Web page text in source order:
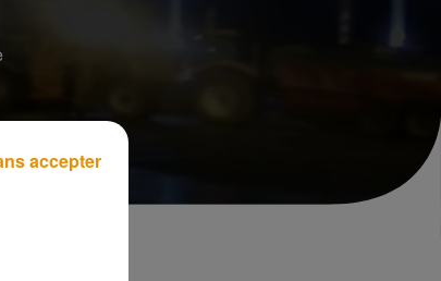
accepter